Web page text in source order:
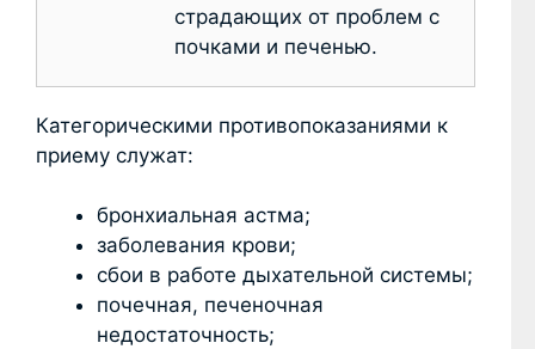
страдающих от проблем с
почками и печенью.
Категорическими противопоказаниями к
приему служат:
бронхиальная астма;
заболевания крови;
сбои в работе дыхательной системы;
почечная, печеночная
недостаточность;